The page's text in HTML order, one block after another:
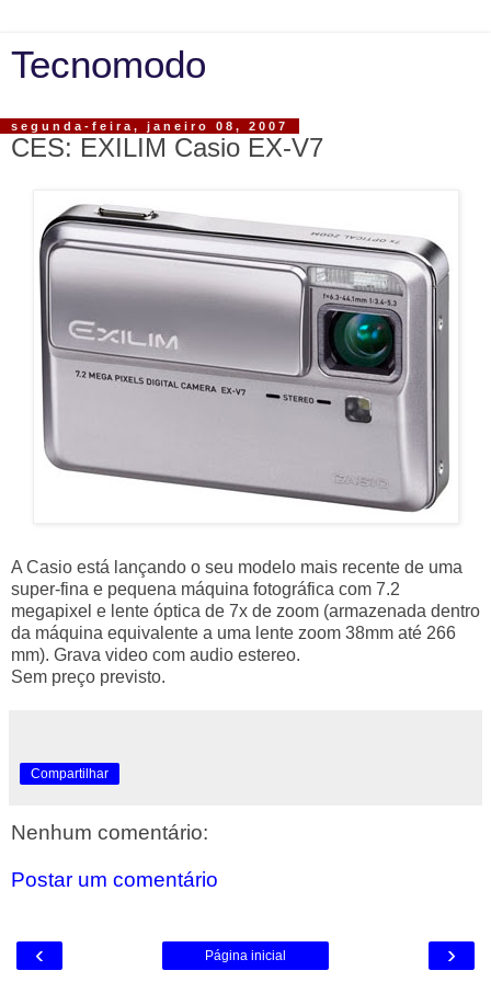
Tecnomodo
segunda-feira, janeiro 08, 2007
CES: EXILIM Casio EX-V7
A Casio está lançando o seu modelo mais recente de uma
super-fina e pequena máquina fotográfica com 7.2
megapixel e lente óptica de 7x de zoom (armazenada dentro
da máquina equivalente a uma lente zoom 38mm até 266
mm). Grava video com audio estereo.
Sem preço previsto.
Compartilhar
Nenhum comentário:
Postar um comentário
‹ ›
Página inicial